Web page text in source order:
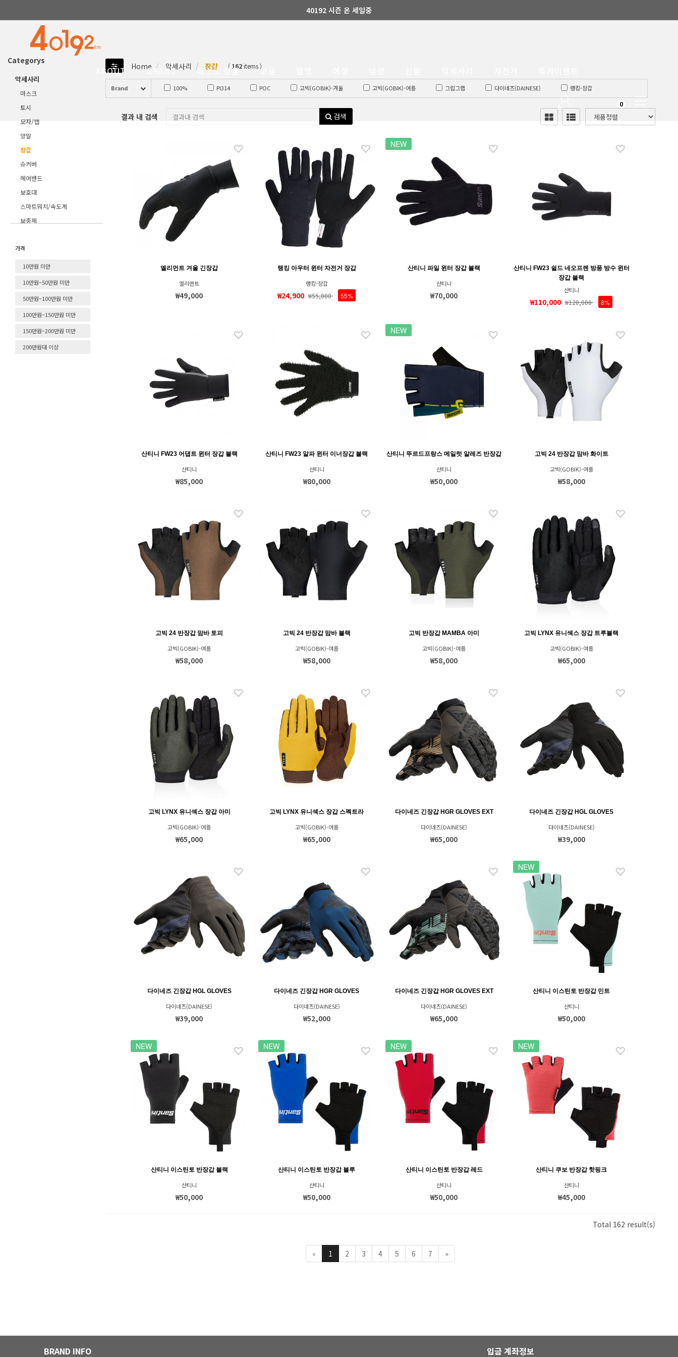
40192 시즌 온 세일중
ABOUT BRAND 베스트 상품 고글
0
Toggle
navigation
Categorys
악세사리
마스크
토시
모자/캡
양말
장갑
슈커버
헤어밴드
보호대
스마트워치/속도계
보충제
쿼드락
기타
라이트
거치대/마운트
펌프
가격
10만원 미만
10만원~50만원 미만
50만원~100만원 미만
100만원~150만원 미만
150만원~200만원 미만
200만원대 이상
Home 악세사리 장갑 ( 162items )
Brand 100% PI314 POC 고빅(GOBIK)-겨울 고빅(GOBIK)-여름 그립그랩 다이네즈(DAINESE) 랭킹-장갑
수아레즈(SUAREZ) 엘리먼트 엘리먼트 이너
결과 내 검색 검색
엘리먼트 겨울 긴장갑
엘리먼트
₩49,000
랭킹 아우터 윈터 자전거 장갑
랭킹-장갑
₩24,900 ₩55,000 55%
NEW
산티니 파일 윈터 장갑 블랙
산티니
₩70,000
산티니 FW23 쉴드 네오프렌 방풍 방수 윈터
장갑 블랙
산티니
₩110,000 ₩120,000 8%
산티니 FW23 어댑트 윈터 장갑 블랙
산티니
₩85,000
산티니 FW23 알파 윈터 이너장갑 블랙
산티니
₩80,000
NEW
산티니 뚜르드프랑스 메일럿 알레즈 반장갑
산티니
₩50,000
고빅 24 반장갑 맘바 화이트
고빅(GOBIK)-여름
₩58,000
고빅 24 반장갑 맘바 토피
고빅(GOBIK)-여름
₩58,000
고빅 24 반장갑 맘바 블랙
고빅(GOBIK)-여름
₩58,000
고빅 반장갑 MAMBA 아미
고빅(GOBIK)-여름
₩58,000
고빅 LYNX 유니섹스 장갑 트루블랙
고빅(GOBIK)-여름
₩65,000
고빅 LYNX 유니섹스 장갑 아미
고빅(GOBIK)-여름
₩65,000
고빅 LYNX 유니섹스 장갑 스펙트라
고빅(GOBIK)-여름
₩65,000
다이네즈 긴장갑 HGR GLOVES EXT
다이네즈(DAINESE)
₩65,000
다이네즈 긴장갑 HGL GLOVES
다이네즈(DAINESE)
₩39,000
다이네즈 긴장갑 HGL GLOVES
다이네즈(DAINESE)
₩39,000
다이네즈 긴장갑 HGR GLOVES
다이네즈(DAINESE)
₩52,000
다이네즈 긴장갑 HGR GLOVES EXT
다이네즈(DAINESE)
₩65,000
NEW
산티니 이스틴토 반장갑 민트
산티니
₩50,000
NEW
산티니 이스틴토 반장갑 블랙
산티니
₩50,000
NEW
산티니 이스틴토 반장갑 블루
산티니
₩50,000
NEW
산티니 이스틴토 반장갑 레드
산티니
₩50,000
NEW
산티니 쿠보 반장갑 핫핑크
산티니
₩45,000
Total 162 result(s)
« 1 2 3 4 5 6 7 »
BRAND INFO 입금 계좌정보